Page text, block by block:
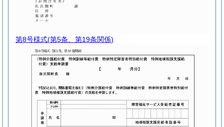
第8号様式(第5条、第19条関係)